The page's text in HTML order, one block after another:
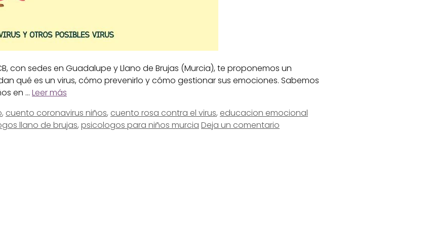
con sedes en Guadalupe y Llano de Brujas (Murcia), te proponemos un
qué es un virus, cómo prevenirlo y cómo gestionar sus emociones. Sabemos
en … Leer más
, cuento coronavirus niños, cuento rosa contra el virus, educacion emocional
llano de brujas, psicologos para niños murcia Deja un comentario